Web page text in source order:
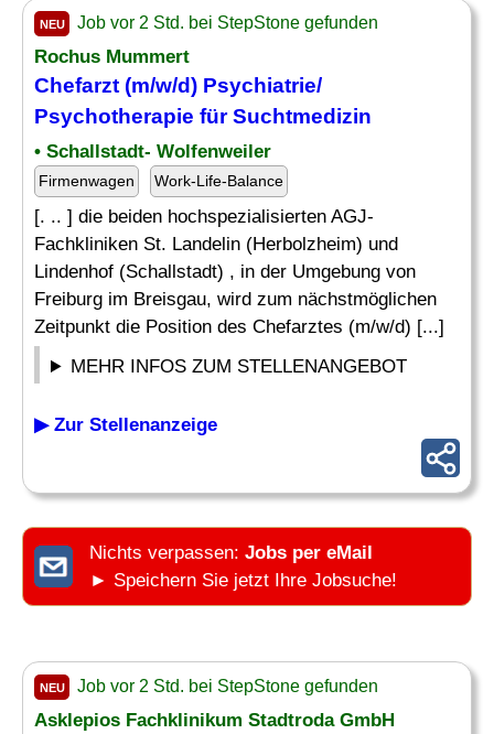
NEU Job vor 2 Std. bei StepStone gefunden
Rochus Mummert
Chefarzt (m/w/d) Psychiatrie/
Psychotherapie für Suchtmedizin
• Schallstadt- Wolfenweiler
Firmenwagen Work-Life-Balance
[. .. ] die beiden hochspezialisierten AGJ-
Fachkliniken St. Landelin (Herbolzheim) und
Lindenhof (Schallstadt) , in der Umgebung von
Freiburg im Breisgau, wird zum nächstmöglichen
Zeitpunkt die Position des Chefarztes (m/w/d) [...]
MEHR INFOS ZUM STELLENANGEBOT
▶ Zur Stellenanzeige
Nichts verpassen: Jobs per eMail
► Speichern Sie jetzt Ihre Jobsuche!
NEU Job vor 2 Std. bei StepStone gefunden
Asklepios Fachklinikum Stadtroda GmbH